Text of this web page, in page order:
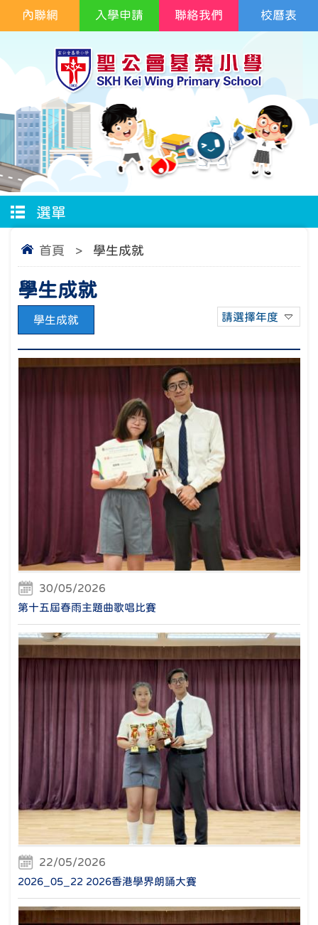
校曆表
內聯網 入學申請 聯絡我們
選單
首頁 > 學生成就
學生成就
請選擇年度
學生成就
30/05/2026
第十五屆春雨主題曲歌唱比賽
22/05/2026
2026_05_22 2026香港學界朗誦大賽